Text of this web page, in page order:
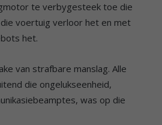
te verbygesteek toe die
voertuig verloor het en met
het.
van strafbare manslag. Alle
die ongelukseenheid,
was op die